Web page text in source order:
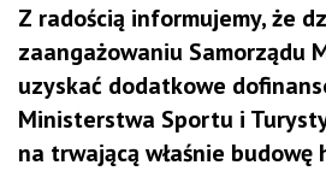
Z radością informujemy, że
zaangażowaniu Samorządu
uzyskać dodatkowe
Ministerstwa Sportu i
na trwającą właśnie